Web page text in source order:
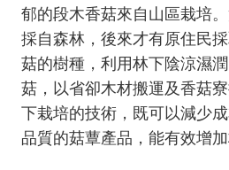
郁的段木香菇來自山區栽培
採自森林，後來才有原住民
菇的樹種，利用林下陰涼濕
菇，以省卻木材搬運及香菇
下栽培的技術，既可以減少
品質的菇蕈產品，能有效增加